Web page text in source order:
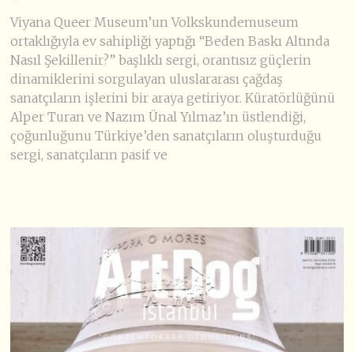
Viyana Queer Museum’un Volkskundemuseum
ortaklığıyla ev sahipliği yaptığı “Beden Baskı Altında
Nasıl Şekillenir?” başlıklı sergi, orantısız güçlerin
dinamiklerini sorgulayan uluslararası çağdaş
sanatçıların işlerini bir araya getiriyor. Küratörlüğünü
Alper Turan ve Nazım Ünal Yılmaz’ın üstlendiği,
çoğunluğunu Türkiye’den sanatçıların oluşturduğu
sergi, sanatçıların pasif ve